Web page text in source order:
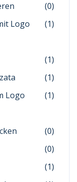
(0)
Logo
(1)
(1)
(1)
Logo
(1)
(0)
(0)
(1)